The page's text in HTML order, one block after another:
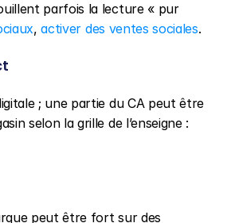
parfois la lecture « pur
, activer des ventes sociales.
; une partie du CA peut être
peut être fort sur des